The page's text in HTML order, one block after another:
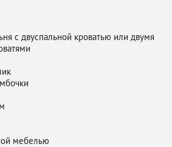
с двуспальной кроватью или двумя
мебелью